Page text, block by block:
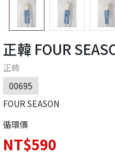
正韓 FOUR
正韓
00695
FOUR SEASON
循環價
NT$590